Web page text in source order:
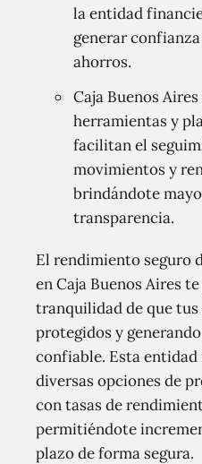
la entidad
generar
ahorros.
Caja Buenos
herramientas y
facilitan el
movimientos y
brindándote
transparencia.
El rendimiento seguro
en Caja Buenos Aires
tranquilidad de que
protegidos y
confiable. Esta
diversas opciones de
con tasas de
permitiéndote
plazo de forma segura.